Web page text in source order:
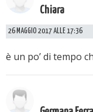
Chiara
26 MAGGIO 2017 ALLE 17:36
è un po’ di tempo